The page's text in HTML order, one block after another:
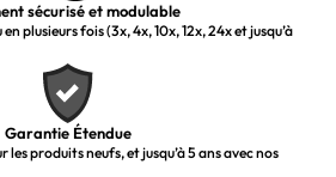
sécurisé et modulable
plusieurs fois (3x, 4x, 10x, 12x, 24x et jusqu’à
Garantie Étendue
produits neufs, et jusqu’à 5 ans avec nos